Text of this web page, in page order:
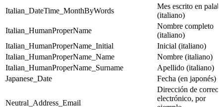
Italian_DateTime_MonthByWords
Mes escrito en
(italiano)
Italian_HumanProperName
Nombre completo
(italiano)
Italian_HumanProperName_Initial
Inicial (italiano)
Italian_HumanProperName_Name
Nombre (italiano)
Italian_HumanProperName_Surname
Apellido (italiano)
Japanese_Date
Fecha (en japonés)
Neutral_Address_Email
Dirección de correo
electrónico, por